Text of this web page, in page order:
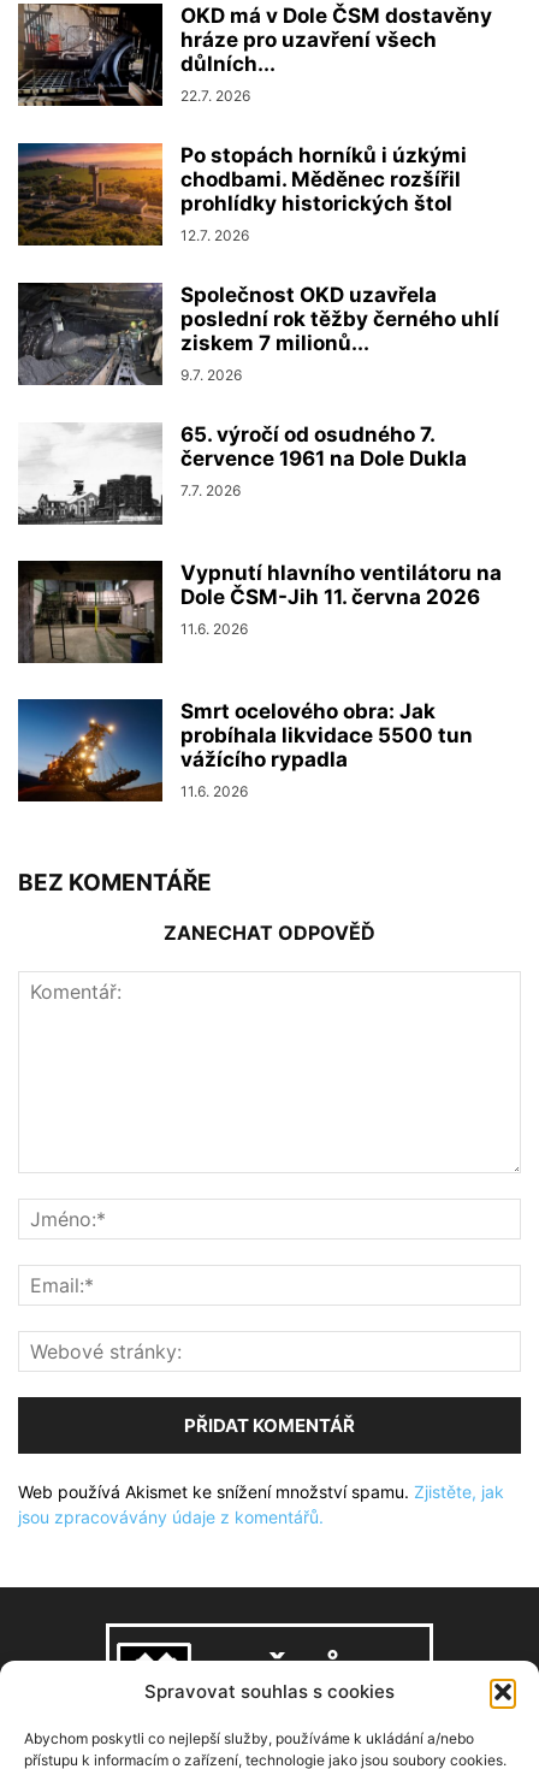
Spravovat souhlas s cookies
Abychom poskytli co nejlepší služby, používáme k ukládání a/nebo
přístupu k informacím o zařízení, technologie jako jsou soubory cookies.
OKD má v Dole ČSM dostavěny
hráze pro uzavření všech
důlních...
22.7. 2026
Po stopách horníků i úzkými
chodbami. Měděnec rozšířil
prohlídky historických štol
12.7. 2026
Společnost OKD uzavřela
poslední rok těžby černého uhlí
ziskem 7 milionů...
9.7. 2026
65. výročí od osudného 7.
července 1961 na Dole Dukla
7.7. 2026
Vypnutí hlavního ventilátoru na
Dole ČSM-Jih 11. června 2026
11.6. 2026
Smrt ocelového obra: Jak
probíhala likvidace 5500 tun
vážícího rypadla
11.6. 2026
BEZ KOMENTÁŘE
ZANECHAT ODPOVĚĎ
Web používá Akismet ke snížení množství spamu. Zjistěte, jak
jsou zpracovávány údaje z komentářů.